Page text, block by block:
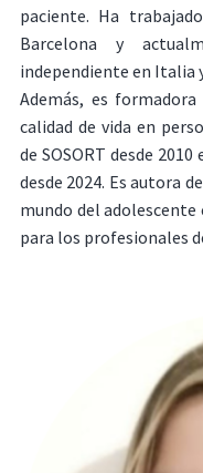
paciente. Ha
Barcelona y
independiente en Italia
Además, es
calidad de vida en
de SOSORT desde
desde 2024. Es autora
mundo del
para los profesionales